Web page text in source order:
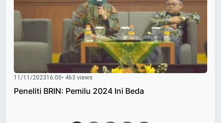
11/11/202316:00• 463 views
Peneliti BRIN: Pemilu 2024 Ini Beda